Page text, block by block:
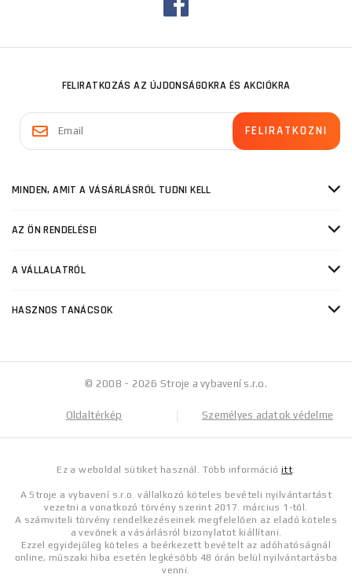
FELIRATKOZÁS AZ ÚJDONSÁGOKRA ÉS AKCIÓKRA
MINDEN, AMIT A VÁSÁRLÁSRÓL TUDNI KELL
AZ ÖN RENDELÉSEI
A VÁLLALATRÓL
HASZNOS TANÁCSOK
© 2008 - 2026 Stroje a vybavení s.r.o.
Oldaltérkép Személyes adatok védelme
Ez a weboldal sütiket használ. Több információitt.
A Stroje a vybavení s.r.o. vállalkozó köteles bevételi nyilvántartást
vezetni a vonatkozó törvény szerint 2017. március 1-től.
A számviteli törvény rendelkezéseinek megfelelően az eladó köteles
a vevőnek a vásárlásról bizonylatot kiállítani.
Ezzel egyidejűleg köteles a beérkezett bevételt az adóhatóságnál
online, műszaki hiba esetén legkésőbb 48 órán belül nyilvántartásba
venni.